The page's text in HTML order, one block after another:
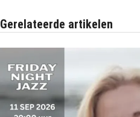
Gerelateerde artikelen